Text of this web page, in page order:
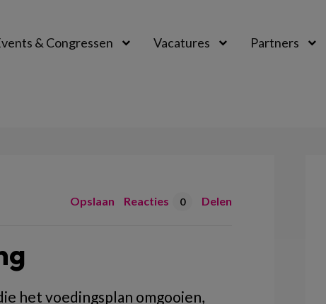
& Congressen Vacatures Partners
Opslaan Reacties 0 Delen
het voedingsplan omgooien,